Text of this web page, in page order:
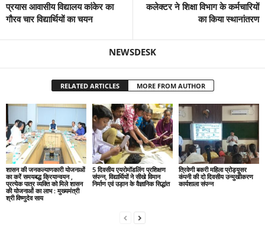
प्रयास आवासीय विद्यालय कांकेर का
गौरव चार विद्यार्थियों का चयन
कलेक्टर ने शिक्षा विभाग के कर्मचारियों
का किया स्थानांतरण
NEWSDESK
RELATED ARTICLES MORE FROM AUTHOR
शासन की जनकल्याणकारी योजनाओं
का करें समयबद्ध क्रियान्वयन ,
प्रत्येक पात्र व्यक्ति को मिले शासन
की योजनाओं का लाभ : मुख्यमंत्री
श्री विष्णुदेव साय
5 दिवसीय एयरोमॉडलिंग प्रशिक्षण
संपन्न, विद्यार्थियों ने सीखे विमान
निर्माण एवं उड़ान के वैज्ञानिक सिद्धांत
त्रिवेणी बकरी महिला प्रोड्यूसर
कंपनी की दो दिवसीय उन्मुखीकरण
कार्यशाला संपन्न